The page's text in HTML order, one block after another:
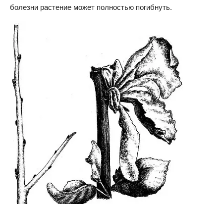
болезни растение может полностью погибнуть.